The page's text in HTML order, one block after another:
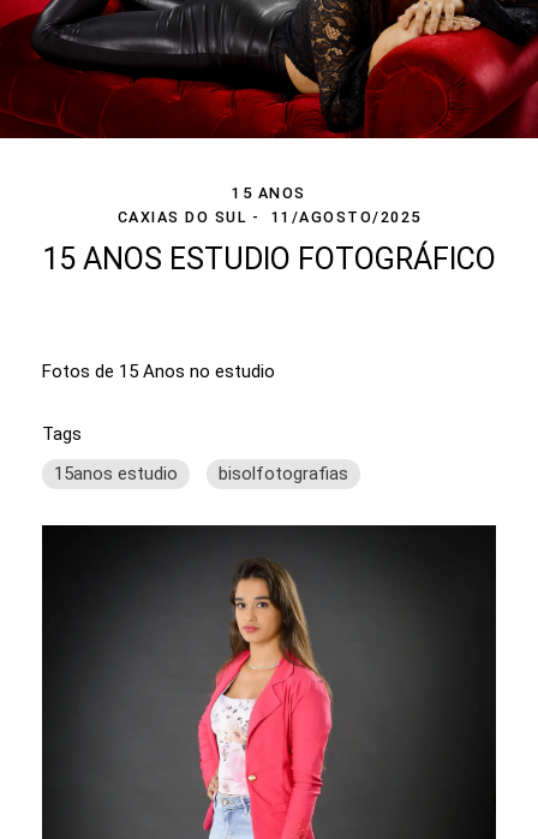
15 ANOS
CAXIAS DO SUL
11/AGOSTO/2025
15 ANOS ESTUDIO FOTOGRÁFICO
Fotos de 15 Anos no estudio
Tags
15anos estudio
bisolfotografias